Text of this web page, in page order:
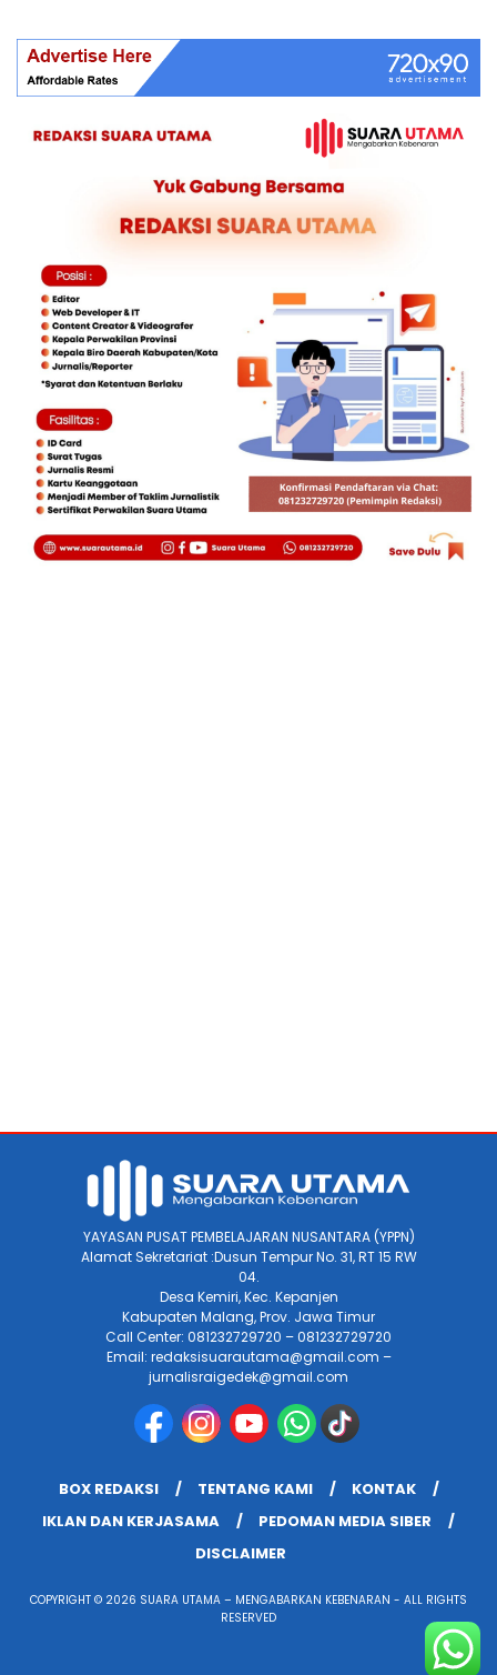
YAYASAN PUSAT PEMBELAJARAN NUSANTARA (YPPN)
Alamat Sekretariat :Dusun Tempur No. 31, RT 15 RW
04.
Desa Kemiri, Kec. Kepanjen
Kabupaten Malang, Prov. Jawa Timur
Call Center: 081232729720 – 081232729720
Email: redaksisuarautama@gmail.com –
jurnalisraigedek@gmail.com
BOX REDAKSI TENTANG KAMI
KONTAK
IKLAN DAN KERJASAMA
PEDOMAN MEDIA SIBER
DISCLAIMER
COPYRIGHT © 2026 SUARA UTAMA – MENGABARKAN KEBENARAN - ALL RIGHTS
RESERVED